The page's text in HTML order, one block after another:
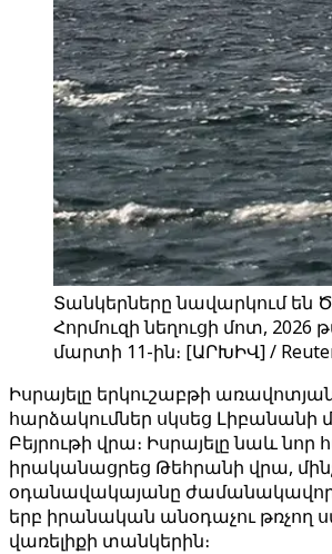
Տանկերները նավարկում են
Հորմուզի նեղուցի մոտ, 2026
մարտի 11-ին։ [ԱՐԽԻՎ] /
Իսրայելը երկուշաբթի
հարձակումներ սկսեց
Բեյրութի վրա։ Իսրայելը նաև նոր
իրականացրեց Թեհրանի վրա,
օդանավակայանը
երբ իրանական անօդաչու թռչող
վառելիքի տանկերին։